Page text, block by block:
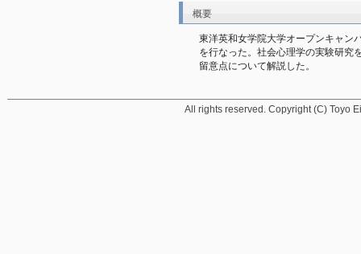
概要
東洋英和女学院大学オープンキャン
を行なった。社会心理学の実験研究
留意点について解説した。